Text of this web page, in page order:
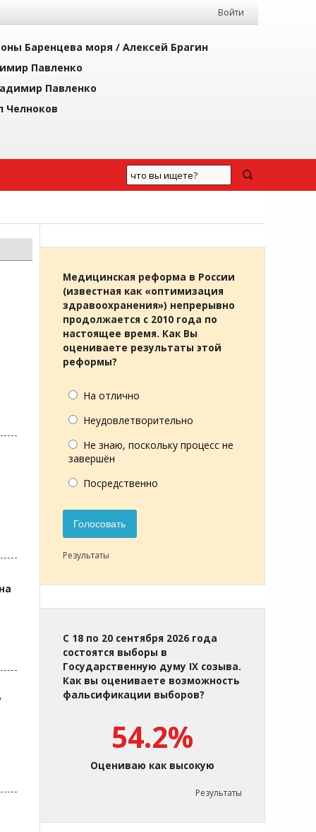
Войти
Баренцева моря / Алексей Брагин
Павленко
Павленко
Челноков
Медицинская реформа в России
(известная как «оптимизация
здравоохранения») непрерывно
продолжается с 2010 года по
настоящее время. Как Вы
оцениваете результаты этой
реформы?
На отлично
Неудовлетворительно
Не знаю, поскольку процесс не
завершён
Посредственно
Голосовать
Результаты
С 18 по 20 сентября 2026 года
состоятся выборы в
Государственную думу IX созыва.
Как вы оцениваете возможность
фальсификации выборов?
54.2%
Оцениваю как высокую
Результаты